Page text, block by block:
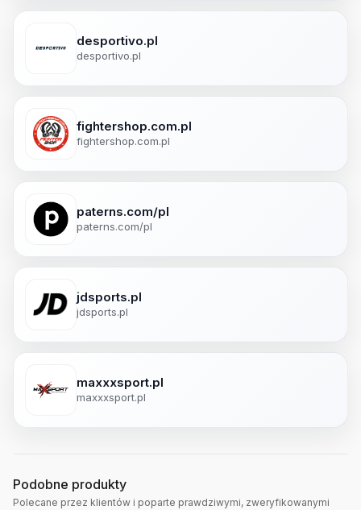
desportivo.pl
desportivo.pl
fightershop.com.pl
fightershop.com.pl
paterns.com/pl
paterns.com/pl
jdsports.pl
jdsports.pl
maxxxsport.pl
maxxxsport.pl
Podobne produkty
Polecane przez klientów i poparte prawdziwymi, zweryfikowanymi